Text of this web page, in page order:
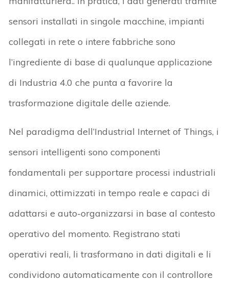
sensori installati in singole macchine, impianti
collegati in rete o intere fabbriche sono
l’ingrediente di base di qualunque applicazione
di Industria 4.0 che punta a favorire la
trasformazione digitale delle aziende.
Nel paradigma dell’Industrial Internet of Things, i
sensori intelligenti sono componenti
fondamentali per supportare processi industriali
dinamici, ottimizzati in tempo reale e capaci di
adattarsi e auto-organizzarsi in base al contesto
operativo del momento. Registrano stati
operativi reali, li trasformano in dati digitali e li
condividono automaticamente con il controllore